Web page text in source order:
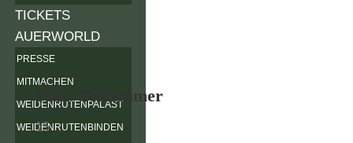
TICKETS
AUERWORLD
PRESSE
MITMACHEN
WEIDENRUTENPALAST
WEIDENRUTENBINDEN
Max. Teilnehmer
15